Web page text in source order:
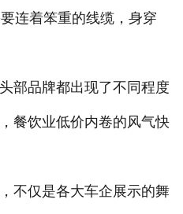
连着笨重的线缆，身穿
品牌都出现了不同程度
餐饮业低价内卷的风气快
仅是各大车企展示的舞